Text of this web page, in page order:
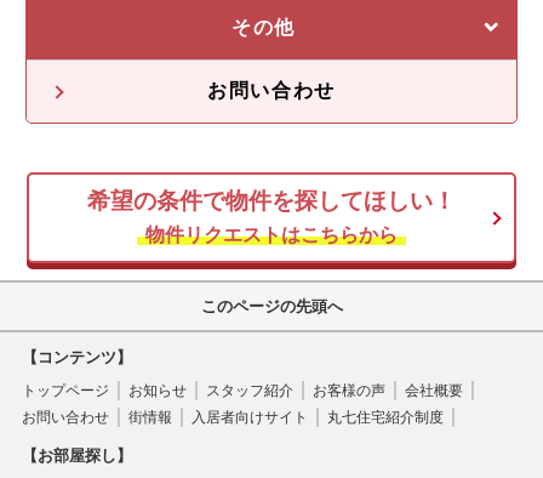
収益物件一覧
不動産投資の流れ
売却に強い5つの理由
不動産無料査定
その他
オーナー様の声
空き家
お問い合わせ
希望の条件で物件を探してほしい！
物件リクエストはこちらから
このページの先頭へ
【コンテンツ】
トップページ お知らせ スタッフ紹介 お客様の声
会社概要
お問い合わせ
街情報 入居者向けサイト 丸七住宅紹介制度
【お部屋探し】